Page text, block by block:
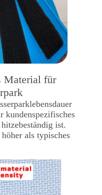
Material für
kundenspezifisches
ist.
als typisches